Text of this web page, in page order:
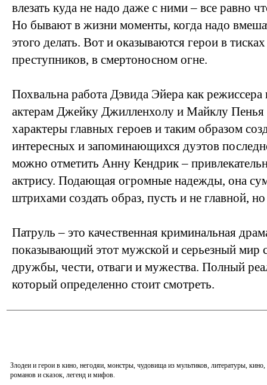
влезать куда не надо даже с ними – все равно
Но бывают в жизни моменты, когда надо
этого делать. Вот и оказываются герои в
преступников, в смертоносном огне.
Похвальна работа Дэвида Эйера как режиссера
актерам Джейку Джилленхолу и Майклу Пенья
характеры главных героев и таким образом
интересных и запоминающихся дуэтов
можно отметить Анну Кендрик –
актрису. Подающая огромные надежды, она
штрихами создать образ, пусть и не главной,
Патруль – это качественная криминальная
показывающий этот мужской и серьезный мир
дружбы, чести, отваги и мужества. Полный
который определенно стоит смотреть.
Злодеи и герои в кино, негодяи, монстры, чудовища из мультиков, литературы,
романов и сказок, легенд и мифов.